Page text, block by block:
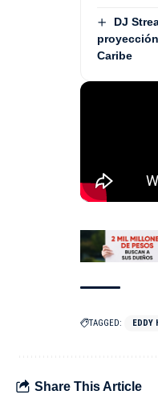
DJ
Caribe
TAGGED: EDDY
Share This Article